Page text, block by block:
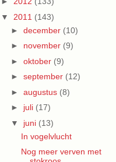
▼ 2011 (143)
► december (10)
► november (9)
► oktober (9)
► september (12)
► augustus (8)
► juli (17)
▼ juni (13)
In vogelvlucht
Nog meer verven met